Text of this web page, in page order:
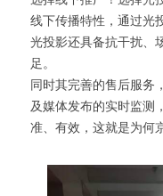
线下传播特性，通过光
光投影还具备抗干扰、
足。
同时其完善的售后服务
及媒体发布的实时监测
准、有效，这就是为何